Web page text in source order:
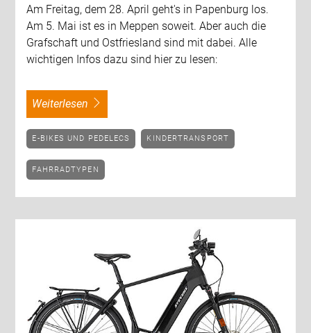
Am Freitag, dem 28. April geht's in Papenburg los.
Am 5. Mai ist es in Meppen soweit. Aber auch die
Grafschaft und Ostfriesland sind mit dabei. Alle
wichtigen Infos dazu sind hier zu lesen:
weiterlesen
E-BIKES UND PEDELECS KINDERTRANSPORT
FAHRRADTYPEN